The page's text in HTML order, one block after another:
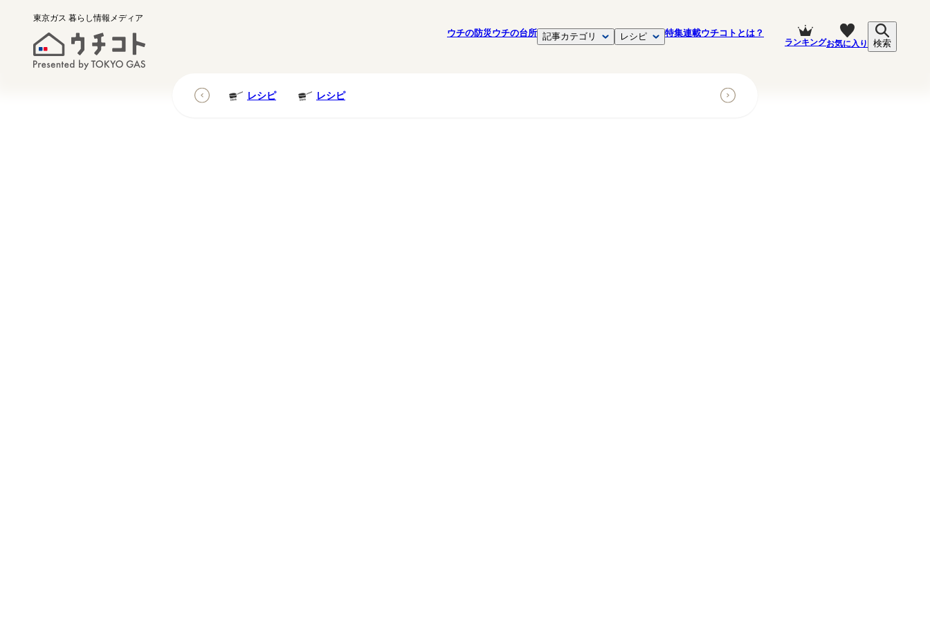
東京ガス 暮らし情報メディア
ウチの防災ウチの台所 記事カテゴリ レシピ 特集連載ウチコトとは？
ランキングお気に入り 検索
レシピ レシピ レシピ